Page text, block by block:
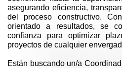
asegurando eficiencia,
del proceso constructivo.
orientado a resultados, se
confianza para optimizar
proyectos de cualquier
Están buscando un/a